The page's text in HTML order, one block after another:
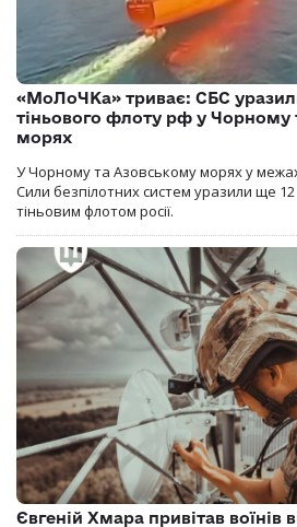
«МоЛоЧКа» триває: СБС
тіньового флоту рф у Чорному
морях
У Чорному та Азовському морях у
Сили безпілотних систем уразили ще 12
тіньовим флотом росії.
Євгеній Хмара привітав воїнів